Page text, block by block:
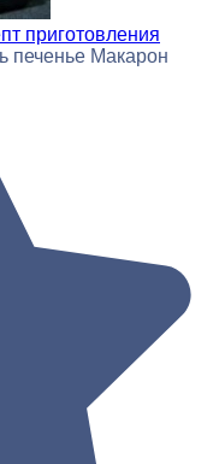
приготовления
печенье Макарон